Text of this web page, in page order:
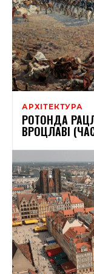
АРХІТЕКТУРА
РОТОНДА
ВРОЦЛАВІ